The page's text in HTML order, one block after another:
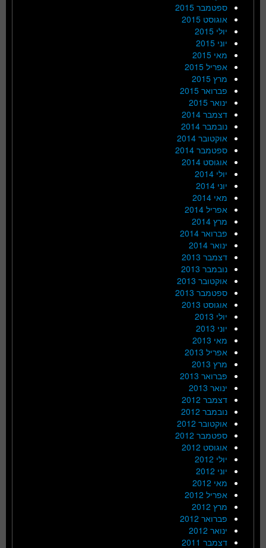
ספטמבר 2015
אוגוסט 2015
יולי 2015
יוני 2015
מאי 2015
אפריל 2015
מרץ 2015
פברואר 2015
ינואר 2015
דצמבר 2014
נובמבר 2014
אוקטובר 2014
ספטמבר 2014
אוגוסט 2014
יולי 2014
יוני 2014
מאי 2014
אפריל 2014
מרץ 2014
פברואר 2014
ינואר 2014
דצמבר 2013
נובמבר 2013
אוקטובר 2013
ספטמבר 2013
אוגוסט 2013
יולי 2013
יוני 2013
מאי 2013
אפריל 2013
מרץ 2013
פברואר 2013
ינואר 2013
דצמבר 2012
נובמבר 2012
אוקטובר 2012
ספטמבר 2012
אוגוסט 2012
יולי 2012
יוני 2012
מאי 2012
אפריל 2012
מרץ 2012
פברואר 2012
ינואר 2012
דצמבר 2011